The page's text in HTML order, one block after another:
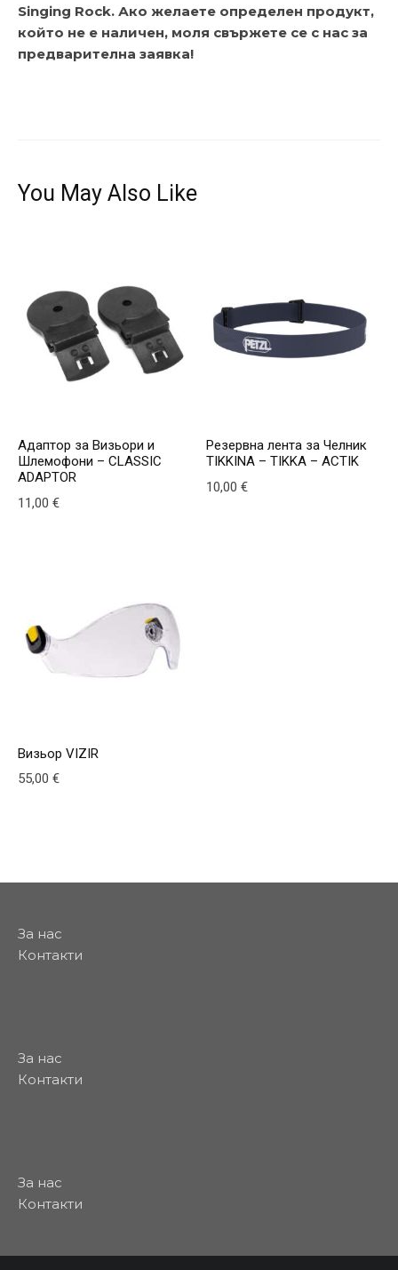
Singing Rock. Ако желаете определен продукт,
който не е наличен, моля свържете се с нас за
предварителна заявка!
You May Also Like
Адаптор за Визьори и
Шлемофони – CLASSIC
ADAPTOR
11,00 €
Резервна лента за Челник
TIKKINA – TIKKA – ACTIK
10,00€
Визьор VIZIR
55,00 €
За нас
Контакти
За нас
Контакти
За нас
Контакти